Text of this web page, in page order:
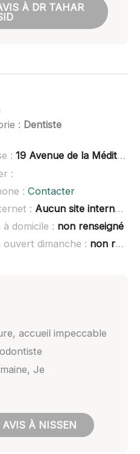
À DR TAHAR
: Dentiste
: 19 Avenue de la Méditerranée, 66300 Thuir
:
: Contacter
: Aucun site internet connu
à domicile : non renseigné
ouvert dimanche : non renseigné
accueil impeccable
Je
À NISSEN